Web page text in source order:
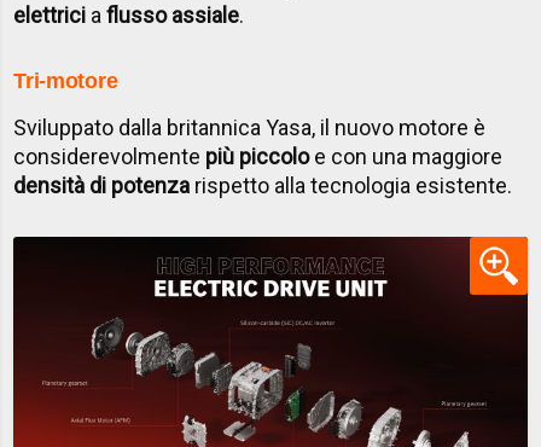
elettrici aflusso assiale.
Tri-motore
Sviluppato dalla britannica Yasa, il nuovo motore è
considerevolmente più piccoloe con una maggiore
densità di potenza rispetto alla tecnologia esistente.